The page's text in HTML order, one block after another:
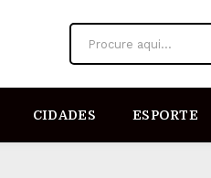
Procure aqui...
CIDADES ESPORTE